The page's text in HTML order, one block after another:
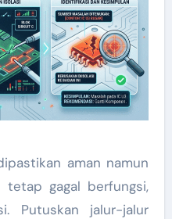
aman namun
tetap gagal berfungsi,
Putuskan jalur-jalur